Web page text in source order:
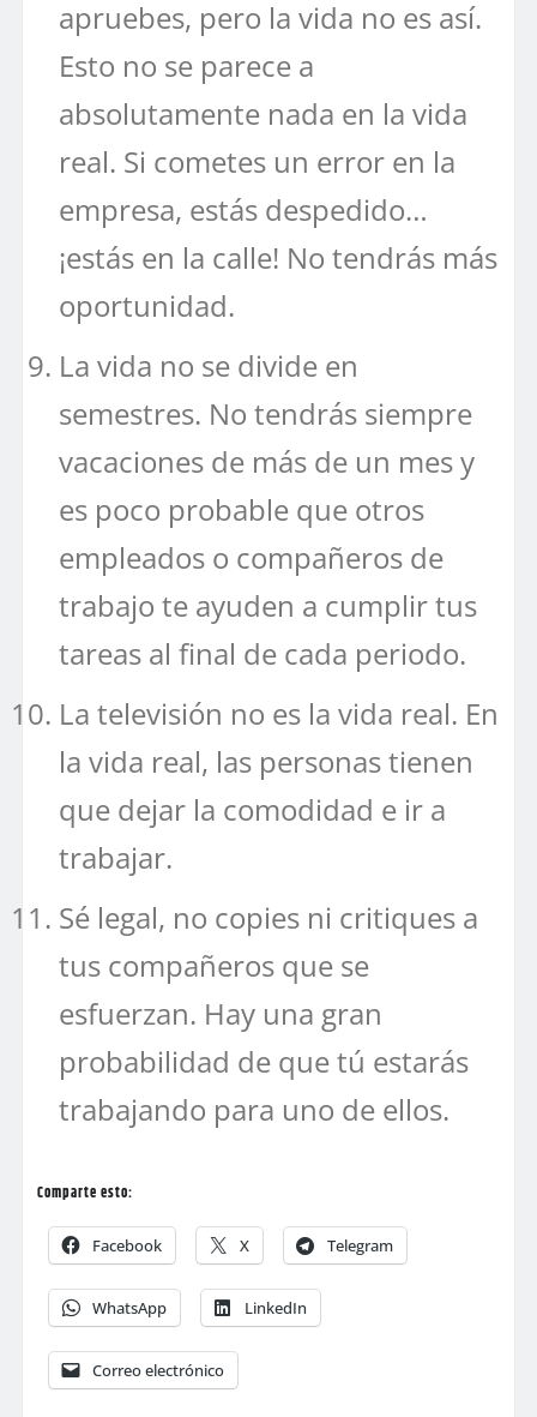
apruebes, pero la vida no es así.
Esto no se parece a
absolutamente nada en la vida
real. Si cometes un error en la
empresa, estás despedido…
¡estás en la calle! No tendrás más
oportunidad.
La vida no se divide en
semestres. No tendrás siempre
vacaciones de más de un mes y
es poco probable que otros
empleados o compañeros de
trabajo te ayuden a cumplir tus
tareas al final de cada periodo.
La televisión no es la vida real. En
la vida real, las personas tienen
que dejar la comodidad e ir a
trabajar.
Sé legal, no copies ni critiques a
tus compañeros que se
esfuerzan. Hay una gran
probabilidad de que tú estarás
trabajando para uno de ellos.
Comparte esto:
Facebook X Telegram
WhatsApp LinkedIn
Correo electrónico